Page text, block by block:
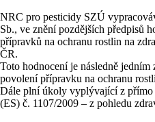
NRC pro pesticidy SZÚ
Sb., ve znění pozdějších předpisů
přípravků na ochranu rostlin na
ČR.
Toto hodnocení je následně jedním
povolení přípravku na ochranu
Dále plní úkoly vyplývající z přímo
(ES) č. 1107/2009 – z pohledu